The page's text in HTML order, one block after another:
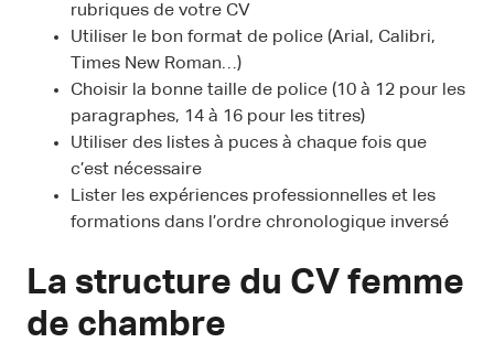
rubriques de votre CV
Utiliser le bon format de police (Arial, Calibri,
Times New Roman…)
Choisir la bonne taille de police (10 à 12 pour les
paragraphes, 14 à 16 pour les titres)
Utiliser des listes à puces à chaque fois que
c’est nécessaire
Lister les expériences professionnelles et les
formations dans l’ordre chronologique inversé
La structure du CV femme
de chambre